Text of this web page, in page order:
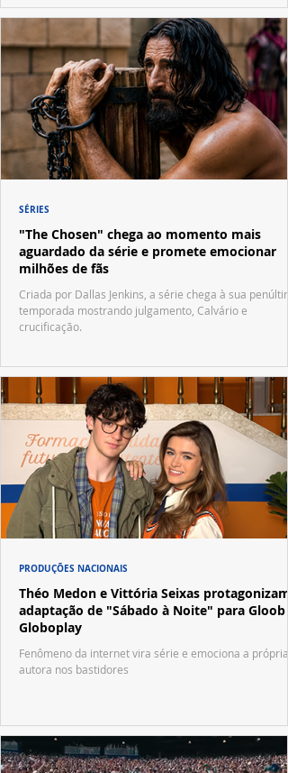
"The Chosen" chega ao momento mais
aguardado da série e promete emocionar
milhões de fãs
Criada por Dallas Jenkins, a série chega à sua
temporada mostrando julgamento, Calvário e
crucificação.
SÉRIES
Théo Medon e Vittória Seixas protagonizam
adaptação de "Sábado à Noite" para Gloob e
Globoplay
Fenômeno da internet vira série e emociona a própria
autora nos bastidores
PRODUÇÕES NACIONAIS